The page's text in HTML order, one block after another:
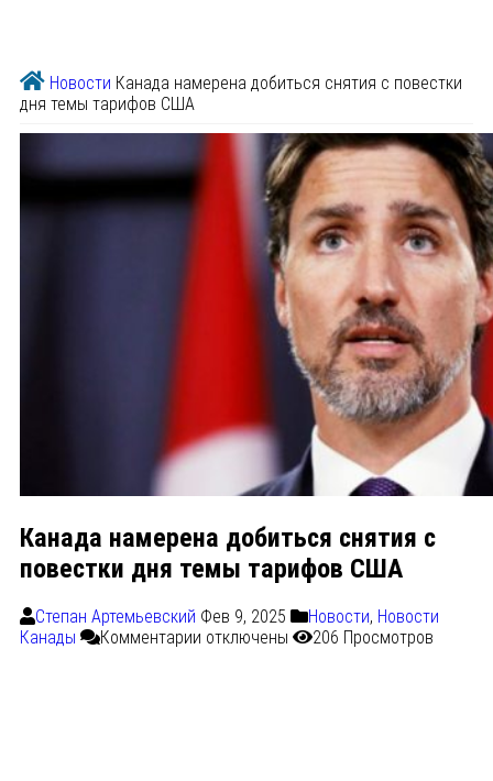
Новости Канада намерена добиться снятия с повестки
дня темы тарифов США
Канада намерена добиться снятия с
повестки дня темы тарифов США
Степан Артемьевский Фев 9, 2025 Новости, Новости
Канады
Комментарии отключены 206 Просмотров